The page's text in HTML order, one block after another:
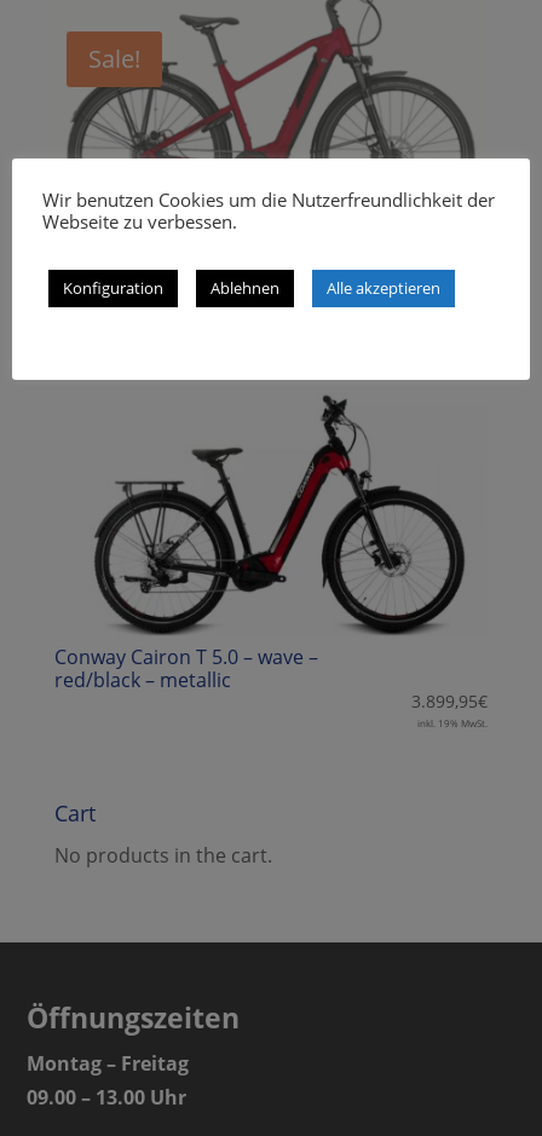
Sale!
Conway Cairon T 5.0 – Trapez –
red/black metallic
3.899,95€ 3.499,00
Conway Cairon T 5.0 – wave –
red/black – metallic
3.899,95€
inkl. 19% MwSt.
Cart
No products in the cart.
Öffnungszeiten
Montag – Freitag
09.00 – 13.00 Uhr
Wir benutzen Cookies um die Nutzerfreundlichkeit der
Webseite zu verbessen.
Konfiguration Ablehnen Alle akzeptieren